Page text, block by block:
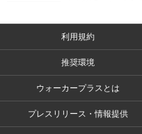
利用規約
推奨環境
ウォーカープラスとは
プレスリリース・情報提供